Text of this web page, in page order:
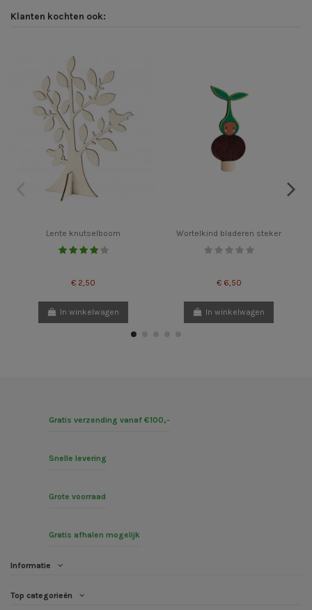
Klanten kochten ook:
Lente knutselboom
€ 2,50
In winkelwagen
Wortelkind bladeren steker
€ 6,50
In winkelwagen
Gratis verzending vanaf €100,-
Snelle levering
Grote voorraad
Gratis afhalen mogelijk
Informatie
Top categorieën